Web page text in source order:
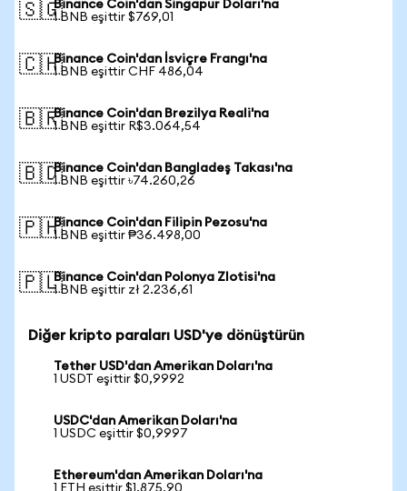
🇸🇬Binance Coin'dan Singapur Doları'na
1 BNB eşittir $769,01
🇨🇭Binance Coin'dan İsviçre Frangı'na
1 BNB eşittir CHF 486,04
🇧🇷Binance Coin'dan Brezilya Reali'na
1 BNB eşittir R$3.064,54
🇧🇩Binance Coin'dan Bangladeş Takası'na
1 BNB eşittir ৳74.260,26
🇵🇭Binance Coin'dan Filipin Pezosu'na
1 BNB eşittir ₱36.498,00
🇵🇱Binance Coin'dan Polonya Zlotisi'na
1 BNB eşittir zł 2.236,61
Diğer kripto paraları USD'ye dönüştürün
Tether USD'dan Amerikan Doları'na
1 USDT eşittir $0,9992
USDC'dan Amerikan Doları'na
1 USDC eşittir $0,9997
Ethereum'dan Amerikan Doları'na
1 ETH eşittir $1.875,90